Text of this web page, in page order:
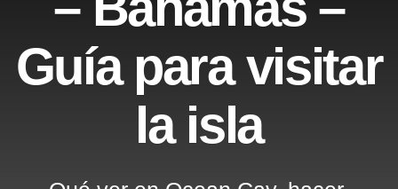
Guía para visitar
la isla